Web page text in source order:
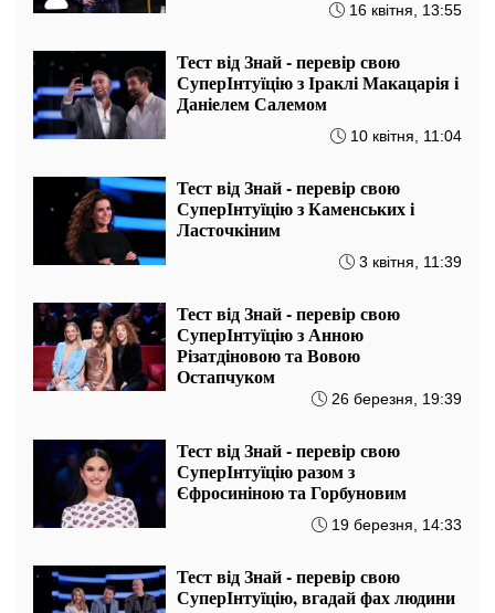
16 квітня, 13:55
Тест від Знай - перевір свою
СуперІнтуїцію з Іраклі Макацарія і
Даніелем Салемом
10 квітня, 11:04
Тест від Знай - перевір свою
СуперІнтуїцію з Каменських і
Ласточкіним
3 квітня, 11:39
Тест від Знай - перевір свою
СуперІнтуїцію з Анною
Різатдіновою та Вовою
Остапчуком
26 березня, 19:39
Тест від Знай - перевір свою
СуперІнтуїцію разом з
Єфросиніною та Горбуновим
19 березня, 14:33
Тест від Знай - перевір свою
СуперІнтуїцію, вгадай фах людини